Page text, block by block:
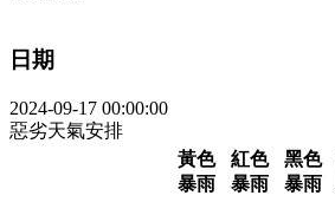
日期
2024-09-17 00:00:00
惡劣天氣安排
黃色
暴雨
紅色
暴雨
黑色
暴雨